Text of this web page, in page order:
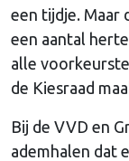
een tijdje. Maar
een aantal
alle
de Kiesraad
Bij de VVD en
ademhalen dat